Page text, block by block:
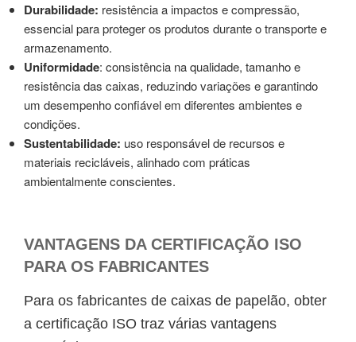
Durabilidade: resistência a impactos e compressão,
essencial para proteger os produtos durante o transporte e
armazenamento.
Uniformidade: consistência na qualidade, tamanho e
resistência das caixas, reduzindo variações e garantindo
um desempenho confiável em diferentes ambientes e
condições.
Sustentabilidade: uso responsável de recursos e
materiais recicláveis, alinhado com práticas
ambientalmente conscientes.
VANTAGENS DA CERTIFICAÇÃO ISO
PARA OS FABRICANTES
Para os fabricantes de caixas de papelão, obter
a certificação ISO traz várias vantagens